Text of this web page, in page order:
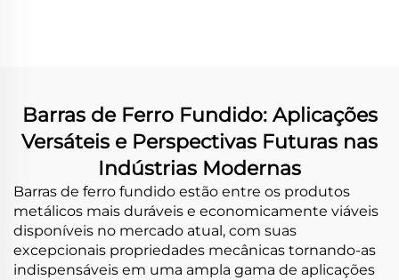
Barras de Ferro Fundido: Aplicações
Versáteis e Perspectivas Futuras nas
Indústrias Modernas
Barras de ferro fundido estão entre os produtos
metálicos mais duráveis e economicamente viáveis
disponíveis no mercado atual, com suas
excepcionais propriedades mecânicas tornando-as
indispensáveis em uma ampla gama de aplicações